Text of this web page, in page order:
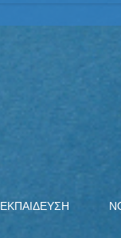
ΕΚΠΑΊΔΕΥΣΗ